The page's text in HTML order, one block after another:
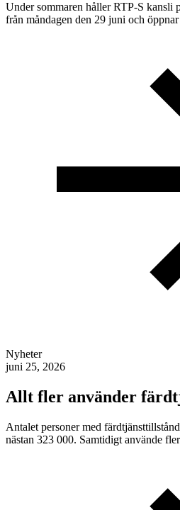
Under sommaren håller RTP-S kansli
från måndagen den 29 juni och
Nyheter
juni 25, 2026
Allt fler använder
Antalet personer med
nästan 323 000. Samtidigt använde